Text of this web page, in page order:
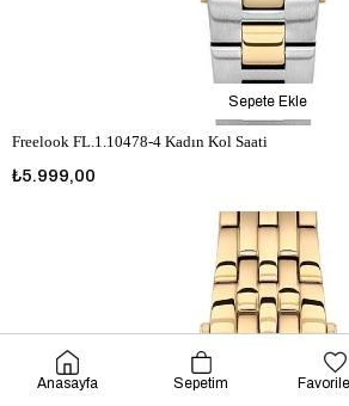
Freelook FL.1.10478-4 Kadın Kol Saati
₺5.999,00
Sepete Ekle
Anasayfa Sepetim